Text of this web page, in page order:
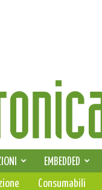
EMBEDDED
Consumabili